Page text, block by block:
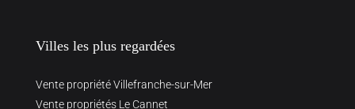
Villes les plus regardées
Vente propriété Villefranche-sur-Mer
Vente propriétés Le Cannet